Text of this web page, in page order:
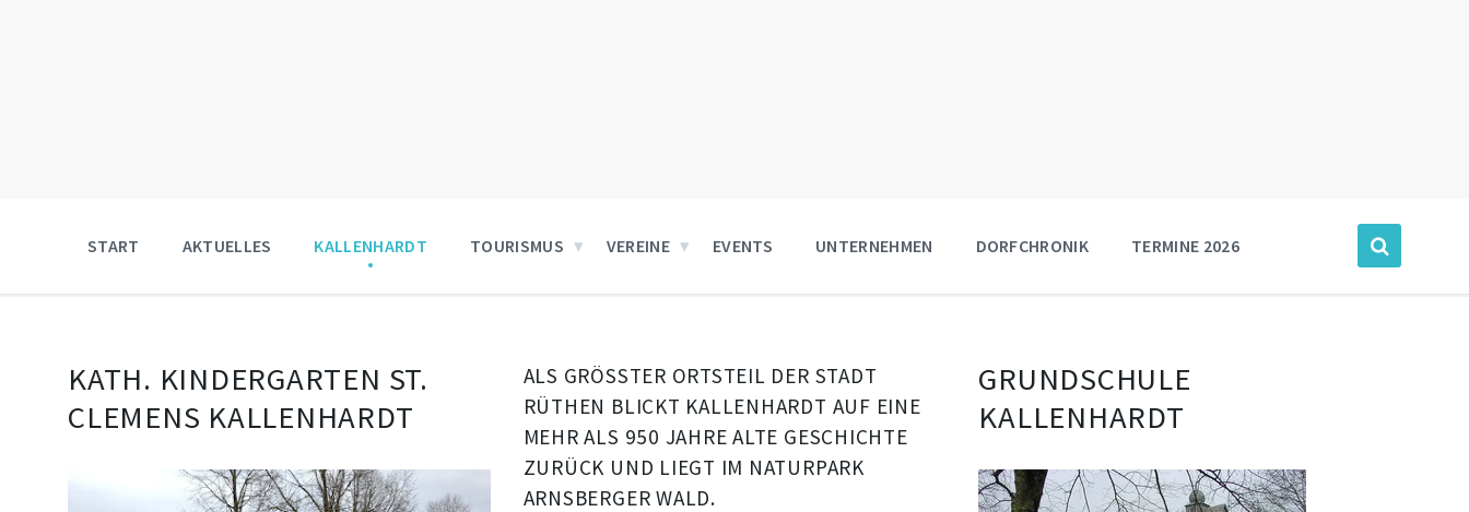
START AKTUELLES KALLENHARDT TOURISMUS VEREINE EVENTS UNTERNEHMEN DORFCHRONIK TERMINE 2026
KATH. KINDERGARTEN ST.
CLEMENS KALLENHARDT
ALS GRÖSSTER ORTSTEIL DER STADT
RÜTHEN BLICKT KALLENHARDT AUF EINE
MEHR ALS 950 JAHRE ALTE GESCHICHTE
ZURÜCK UND LIEGT IM NATURPARK
ARNSBERGER WALD.
GRUNDSCHULE
KALLENHARDT